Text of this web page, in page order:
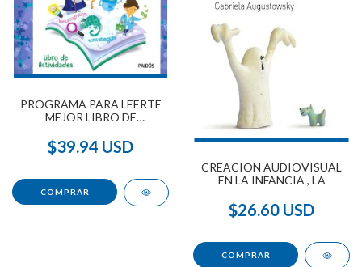
PROGRAMA PARA LEERTE
MEJOR LIBRO DE
$39.94 USD
CREACION AUDIOVISUAL
EN LA INFANCIA , LA
$26.60 USD